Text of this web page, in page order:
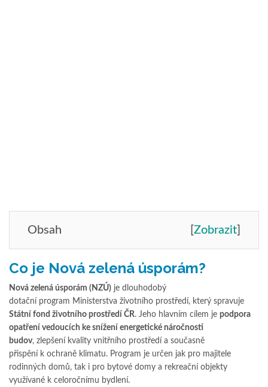
Obsah [Zobrazit]
Co je Nová zelená úsporám?
Nová zelená úsporám (NZÚ) je dlouhodobý
dotační program Ministerstva životního prostředí, který spravuje
Státní fond životního prostředí ČR. Jeho hlavním cílem je podpora
opatření vedoucích ke snížení energetické náročnosti
budov, zlepšení kvality vnitřního prostředí a současně
přispění k ochraně klimatu. Program je určen jak pro majitele
rodinných domů, tak i pro bytové domy a rekreační objekty
využívané k celoročnímu bydlení.